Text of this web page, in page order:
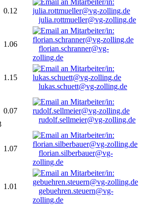
0.12
julia.rottmueller@vg-zolling.de
1.06
florian.schranner@vg-
zolling.de
1.15
lukas.schuett@vg-zolling.de
0.07
rudolf.sellmeier@vg-zolling.de
1.07
florian.silberbauer@vg-
zolling.de
1.01
gebuehren.steuern@vg-
zolling.de